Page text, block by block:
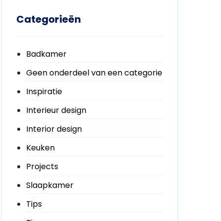
Categorieën
Badkamer
Geen onderdeel van een categorie
Inspiratie
Interieur design
Interior design
Keuken
Projects
Slaapkamer
Tips